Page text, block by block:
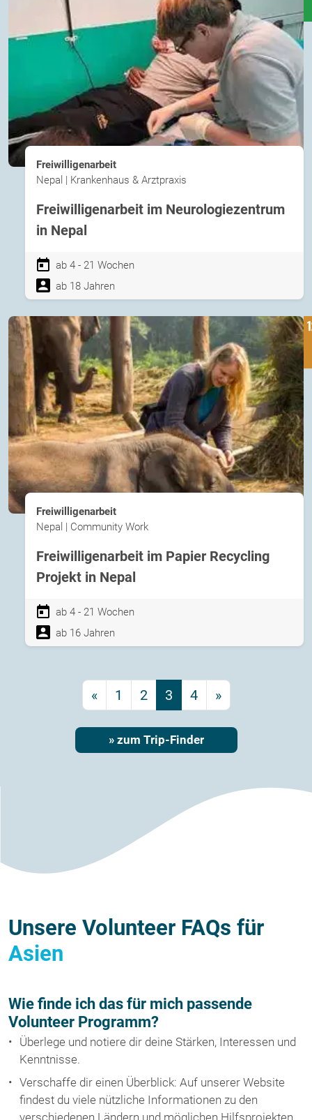
Freiwilligenarbeit
Nepal | Krankenhaus & Arztpraxis
Freiwilligenarbeit im Neurologiezentrum
in Nepal
ab 4 - 21 Wochen
ab 18 Jahren
Freiwilligenarbeit
Nepal | Community Work
Freiwilligenarbeit im Papier Recycling
Projekt in Nepal
ab 4 - 21 Wochen
ab 16 Jahren
« 1 2 3 4 »
» zum Trip-Finder
Unsere Volunteer FAQs für
Asien
Wie finde ich das für mich passende
Volunteer Programm?
Überlege und notiere dir deine Stärken, Interessen und
Kenntnisse.
Verschaffe dir einen Überblick: Auf unserer Website
findest du viele nützliche Informationen zu den